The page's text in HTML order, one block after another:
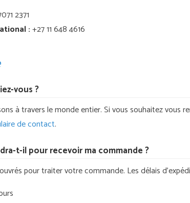
2371
:+27 11 648 4616
vous ?
à travers le monde entier. Si vous souhaitez vous
de contact.
t-il pour recevoir ma commande ?
pour traiter votre commande. Les délais